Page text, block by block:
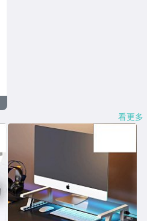
看更多